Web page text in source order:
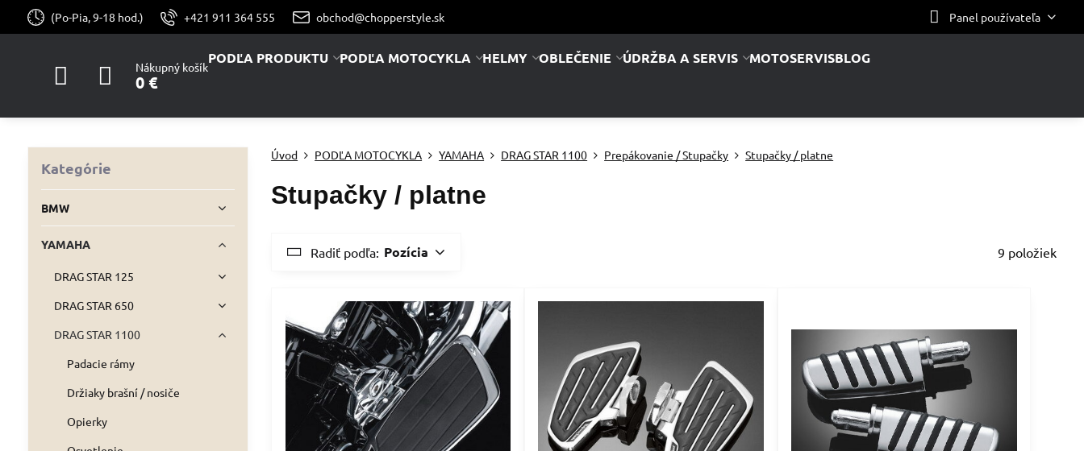
(Po-Pia, 9-18 hod.) +421 911 364 555 obchod@chopperstyle.sk Panel používateľa
Nákupný košík
0 €
PODĽA PRODUKTU PODĽA MOTOCYKLA HELMY OBLEČENIE ÚDRŽBA A SERVIS MOTOSERVISBLOG
Úvod PODĽA MOTOCYKLA YAMAHA DRAG STAR 1100 Prepákovanie / Stupačky Stupačky / platne
Stupačky / platne
Radiť podľa: Pozícia 9 položiek
Kategórie
BMW
YAMAHA
DRAG STAR 125
DRAG STAR 650
DRAG STAR 1100
Padacie rámy
Držiaky brašní / nosiče
Opierky